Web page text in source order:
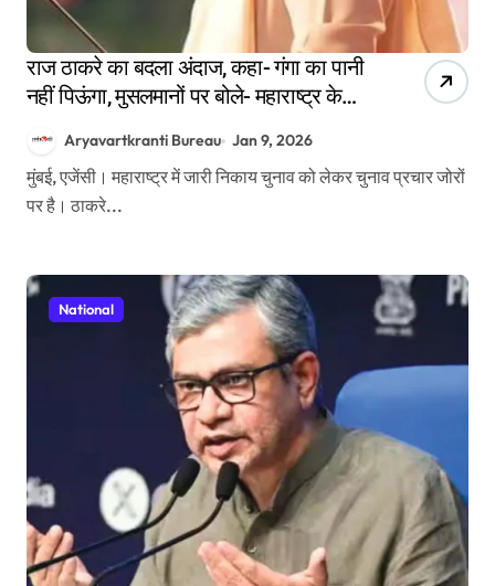
राज ठाकरे का बदला अंदाज, कहा- गंगा का पानी
नहीं पिऊंगा, मुसलमानों पर बोले- महाराष्ट्र के
Aryavartkranti Bureau Jan 9, 2026
मुंबई, एजेंसी। महाराष्ट्र में जारी निकाय चुनाव को लेकर चुनाव प्रचार जोरों
पर है। ठाकरे...
National